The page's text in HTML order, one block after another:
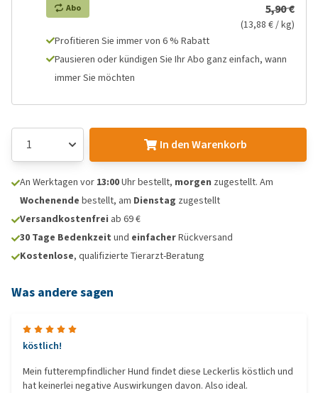
Abo 5,90 €
(13,88 € / kg)
Profitieren Sie immer von 6 % Rabatt
Pausieren oder kündigen Sie Ihr Abo ganz einfach, wann
immer Sie möchten
In den Warenkorb
An Werktagen vor 13:00Uhr bestellt, morgen zugestellt. Am
Wochenende bestellt, am Dienstag zugestellt
Versandkostenfrei ab 69 €
30 Tage Bedenkzeit und einfacherRückversand
Kostenlose, qualifizierte Tierarzt-Beratung
Was andere sagen
köstlich!
Mein futterempfindlicher Hund findet diese Leckerlis köstlich und
hat keinerlei negative Auswirkungen davon. Also ideal.